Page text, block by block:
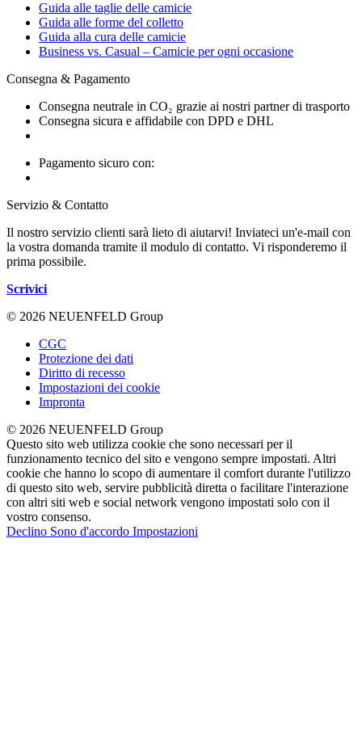
Guida alle taglie delle camicie
Guida alle forme del colletto
Guida alla cura delle camicie
Business vs. Casual – Camicie per ogni occasione
Consegna & Pagamento
Consegna neutrale in CO₂ grazie ai nostri partner di trasporto
Consegna sicura e affidabile con DPD e DHL
Pagamento sicuro con:
Servizio & Contatto
Il nostro servizio clienti sarà lieto di aiutarvi! Inviateci un'e-mail con
la vostra domanda tramite il modulo di contatto. Vi risponderemo il
prima possibile.
Scrivici
© 2026 NEUENFELD Group
CGC
Protezione dei dati
Diritto di recesso
Impostazioni dei cookie
Impronta
© 2026 NEUENFELD Group
Questo sito web utilizza cookie che sono necessari per il
funzionamento tecnico del sito e vengono sempre impostati. Altri
cookie che hanno lo scopo di aumentare il comfort durante l'utilizzo
di questo sito web, servire pubblicità diretta o facilitare l'interazione
con altri siti web e social network vengono impostati solo con il
vostro consenso.
Declino Sono d'accordo Impostazioni